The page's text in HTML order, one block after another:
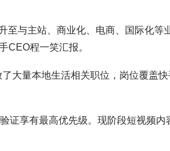
至与主站、商业化、电商、国际化等
CEO程一笑汇报。
大量本地生活相关职位，岗位覆盖快
证享有最高优先级。现阶段短视频内